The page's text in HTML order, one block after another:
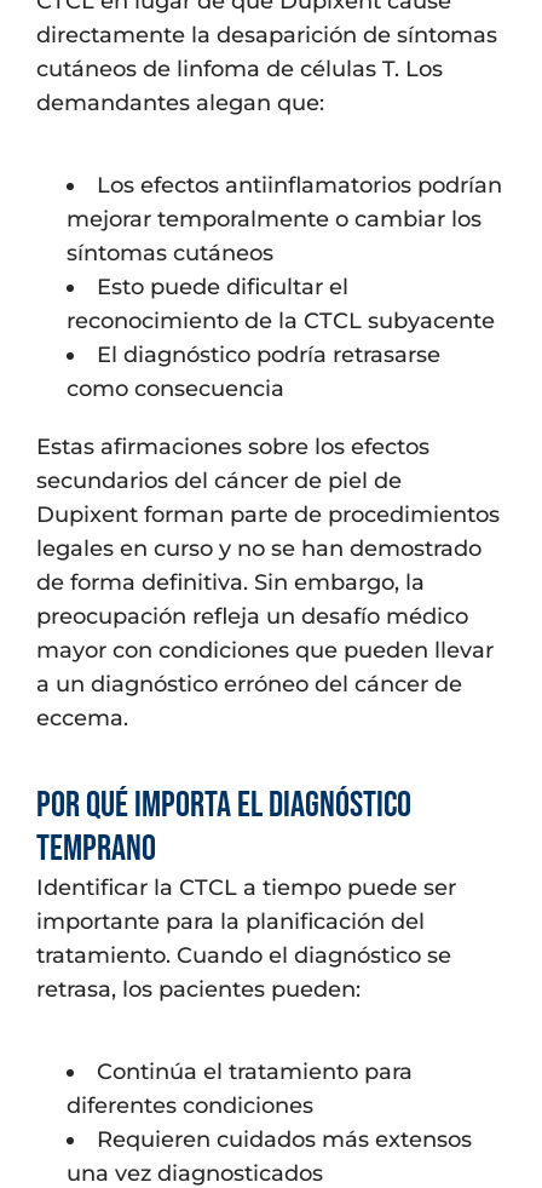
directamente la desaparición de síntomas
cutáneos de linfoma de células T. Los
demandantes alegan que:
Los efectos antiinflamatorios podrían
mejorar temporalmente o cambiar los
síntomas cutáneos
Esto puede dificultar el
reconocimiento de la CTCL subyacente
El diagnóstico podría retrasarse
como consecuencia
Estas afirmaciones sobre los efectos
secundarios del cáncer de piel de
Dupixent forman parte de procedimientos
legales en curso y no se han demostrado
de forma definitiva. Sin embargo, la
preocupación refleja un desafío médico
mayor con condiciones que pueden llevar
a un diagnóstico erróneo del cáncer de
eccema.
Por qué importa el diagnóstico
temprano
Identificar la CTCL a tiempo puede ser
importante para la planificación del
tratamiento. Cuando el diagnóstico se
retrasa, los pacientes pueden:
Continúa el tratamiento para
diferentes condiciones
Requieren cuidados más extensos
una vez diagnosticados